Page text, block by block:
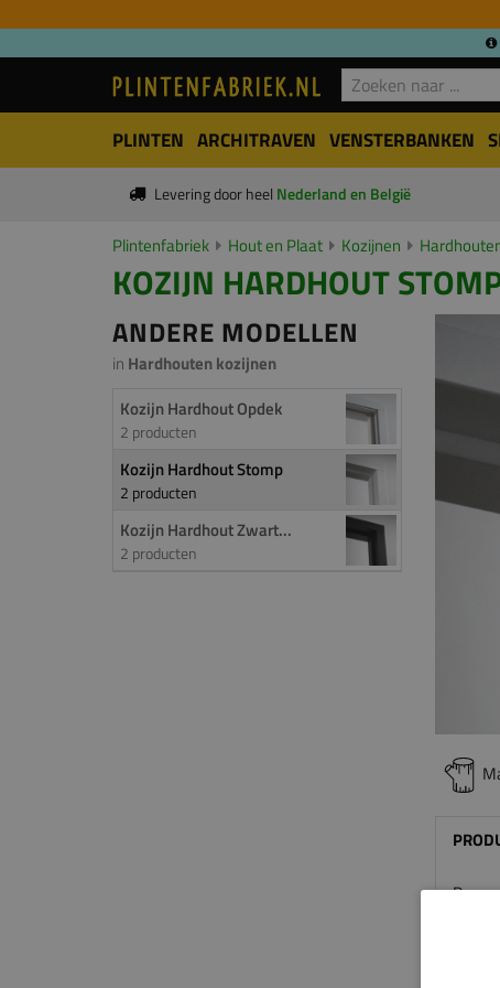
PLINTEN ARCHITRAVEN VENSTERBANKEN
Levering door heel Nederland en België
Plintenfabriek Hout en Plaat Kozijnen
KOZIJN HARDHOUT
ANDERE MODELLEN
in Hardhouten kozijnen
Kozijn Hardhout Opdek
2 producten
Kozijn Hardhout Stomp
2 producten
Kozijn Hardhout Zwart...
2 producten
Deze